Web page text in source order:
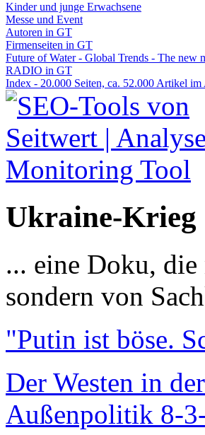
Kinder und junge Erwachsene
Messe und Event
Autoren in GT
Firmenseiten in GT
Future of Water - Global Trends - The new
RADIO in GT
Index - 20.000 Seiten, ca. 52.000 Artikel
Ukraine-Krieg
... eine Doku,
sondern von
"Putin ist böse.
Der Westen in
Außenpolitik 8-